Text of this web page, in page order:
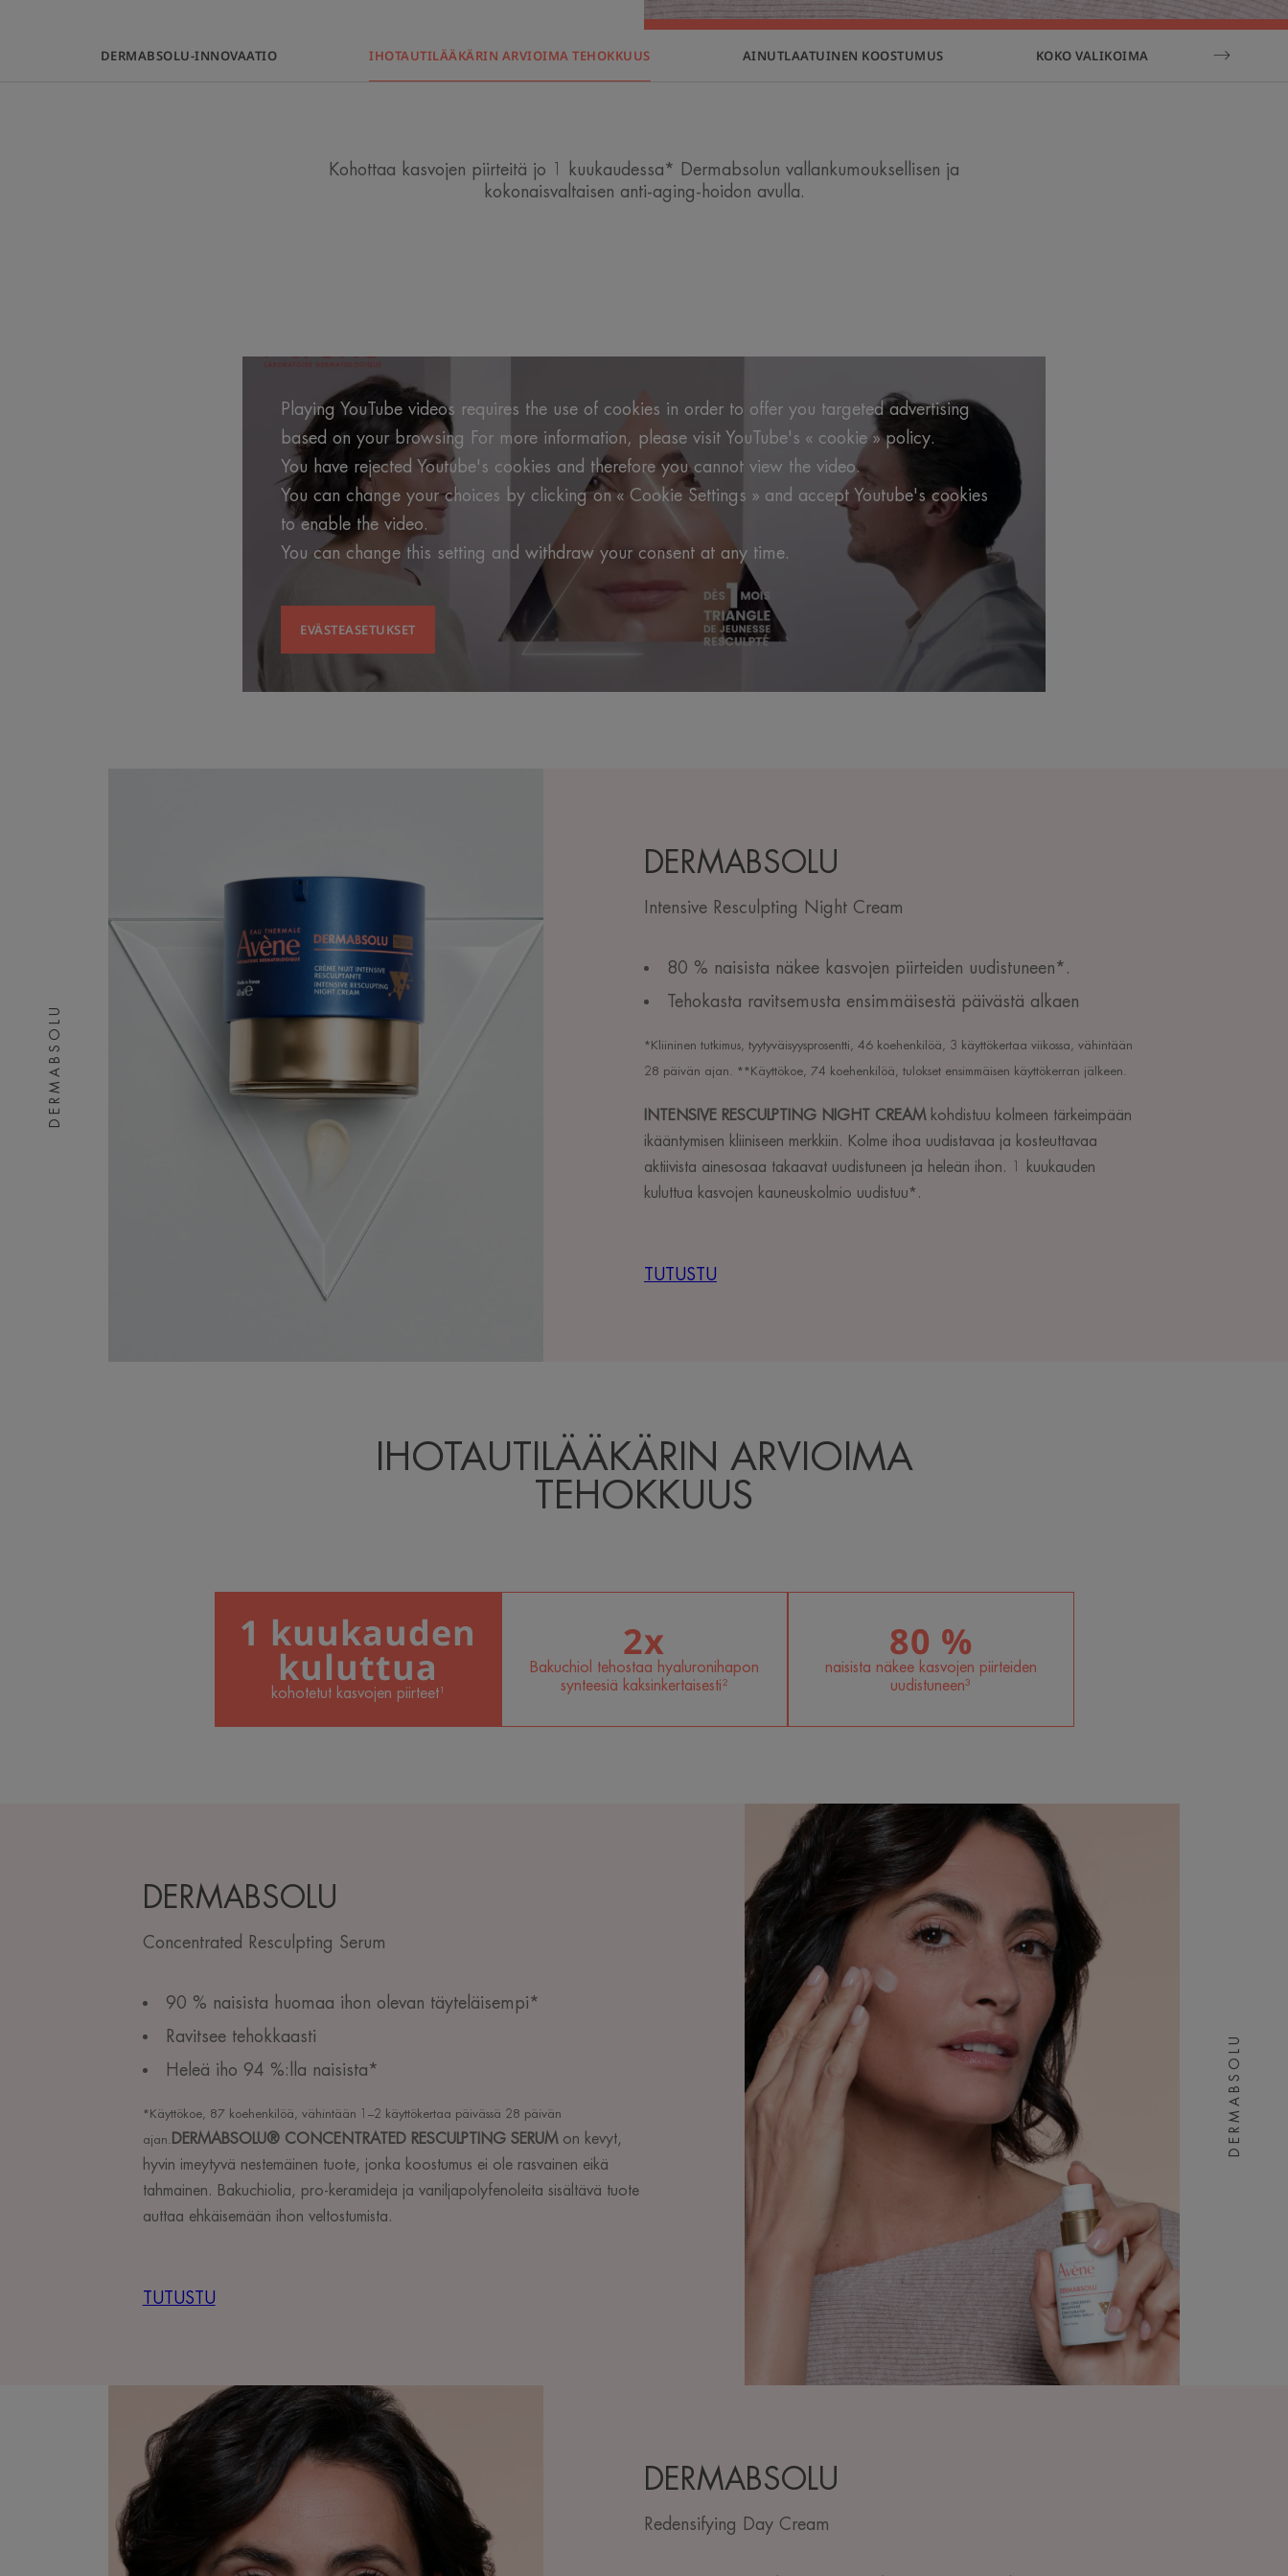
DERMABSOLU-INNOVAATIO IHOTAUTILÄÄKÄRIN ARVIOIMA TEHOKKUUS AINUTLAATUINEN KOOSTUMUS KOKO VALIKOIMA
Kohottaa kasvojen piirteitä jo 1 kuukaudessa* Dermabsolun vallankumouksellisen ja
kokonaisvaltaisen anti-aging-hoidon avulla.
Playing YouTube videos requires the use of cookies in order to offer you targeted advertising
based on your browsing For more information, please visit YouTube's « cookie » policy.
You have rejected Youtube's cookies and therefore you cannot view the video.
You can change your choices by clicking on « Cookie Settings » and accept Youtube's cookies
to enable the video.
You can change this setting and withdraw your consent at any time.
EVÄSTEASETUKSET
DERMABSOLU
DERMABSOLU
Intensive Resculpting Night Cream
80 % naisista näkee kasvojen piirteiden uudistuneen*.
Tehokasta ravitsemusta ensimmäisestä päivästä alkaen
*Kliininen tutkimus, tyytyväisyysprosentti, 46 koehenkilöä, 3 käyttökertaa viikossa, vähintään
28 päivän ajan. **Käyttökoe, 74 koehenkilöä, tulokset ensimmäisen käyttökerran jälkeen.
INTENSIVE RESCULPTING NIGHT CREAMkohdistuu kolmeen tärkeimpään
ikääntymisen kliiniseen merkkiin. Kolme ihoa uudistavaa ja kosteuttavaa
aktiivista ainesosaa takaavat uudistuneen ja heleän ihon. 1 kuukauden
kuluttua kasvojen kauneuskolmio uudistuu*.
TUTUSTU
IHOTAUTILÄÄKÄRIN ARVIOIMA
TEHOKKUUS
1 kuukauden
kuluttua
kohotetut kasvojen piirteet¹
2x
Bakuchiol tehostaa hyaluronihapon
synteesiä kaksinkertaisesti²
80 %
naisista näkee kasvojen piirteiden
uudistuneen³
DERMABSOLU
Concentrated Resculpting Serum
90 % naisista huomaa ihon olevan täyteläisempi*
Ravitsee tehokkaasti
Heleä iho 94 %:lla naisista*
*Käyttökoe, 87 koehenkilöä, vähintään 1–2 käyttökertaa päivässä 28 päivän
ajan. DERMABSOLU® CONCENTRATED RESCULPTING SERUMon kevyt,
hyvin imeytyvä nestemäinen tuote, jonka koostumus ei ole rasvainen eikä
tahmainen. Bakuchiolia, pro-keramideja ja vaniljapolyfenoleita sisältävä tuote
auttaa ehkäisemään ihon veltostumista.
TUTUSTU
DERMABSOLU
DERMABSOLU
Redensifying Day Cream